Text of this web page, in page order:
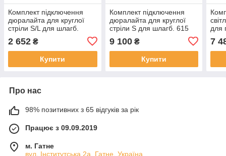
Комплект підключення
дюралайта для круглої
стріли S/L для шлагб.
2 652 ₴
Купити
Комплект підключення
дюралайта для круглої
стріли S для шлагб. 615
9 100₴
Купити
для
7
Про нас
98% позитивних з 65 відгуків за рік
Працює з 09.09.2019
м. Гатне
вул. Інститутська 2а, Гатне, Україна